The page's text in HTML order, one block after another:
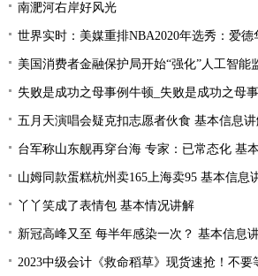
南淝河右岸好风光
世界实时：美媒重排NBA2020年选秀：爱德华兹状元
美国消费者金融保护局开始“强化”人工智能
失败是成功之母事例牛顿_失败是成功之母
五月天演唱会疑克扣志愿者伙食 基本信息
台军称山东舰再穿台海 专家：已常态化 基
山姆同款蛋糕杭州卖165上海卖95 基本信息
丫丫笑成了表情包 基本情况讲解
新冠高峰又至 每半年感染一次？ 基本信息
2023中级会计《救命稻草》现货速抢！不要等到